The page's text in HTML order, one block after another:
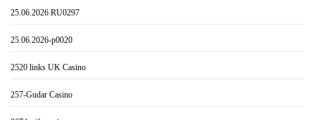
25.06.2026 RU0297
25.06.2026-p0020
2520 links UK Casino
257-Gudar Casino